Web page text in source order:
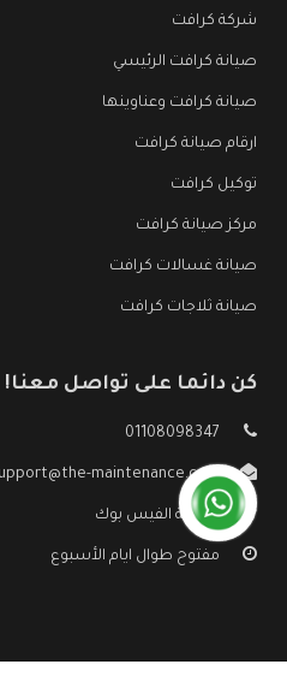
شركة كرافت
صيانة كرافت الرئيسي
صيانة كرافت وعناوينها
ارقام صيانة كرافت
توكيل كرافت
مركز صيانة كرافت
صيانة غسالات كرافت
صيانة ثلاجات كرافت
كن دائما على تواصل معنا!
01108098347
maintenance.com
صفحة الفيس بوك
مفتوح طوال ايام الأسبوع